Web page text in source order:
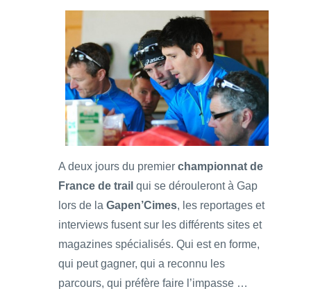
A deux jours du premier championnat de
France de trail qui se dérouleront à Gap
lors de la Gapen’Cimes, les reportages et
interviews fusent sur les différents sites et
magazines spécialisés. Qui est en forme,
qui peut gagner, qui a reconnu les
parcours, qui préfère faire l’impasse …